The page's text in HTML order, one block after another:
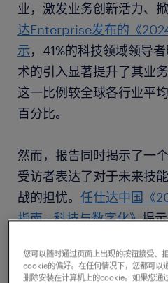
业，激发业务创新活力、
达Enterprise发布的《
示，41%的科技领域领导
术的引入显著提升了其业
这一比例较全球各行业平
百分比。
然而，报告同时揭示了一
受访者表达了对于未来技
战的担忧。 任仕达中国《
指南 - 科技与数字化》揭
您可以随时通过页面上出现的按钮接受、
cookie的偏好。在任何情况下，您都可以
删除安装在计算机上的cookie。如果您通